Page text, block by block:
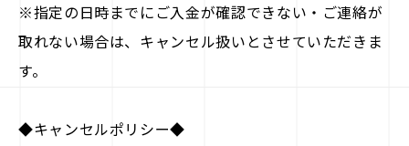
※指定の日時までにご入金が確認できない・ご連絡が
取れない場合は、キャンセル扱いとさせていただきま
す。
◆キャンセルポリシー◆